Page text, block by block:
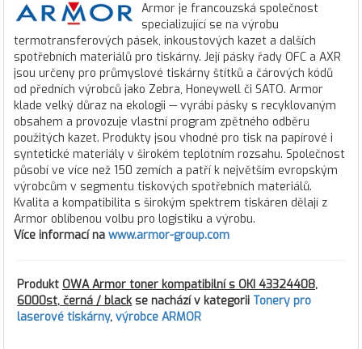
Armor je francouzská společnost
specializující se na výrobu
termotransferových pásek, inkoustových kazet a dalších
spotřebních materiálů pro tiskárny. Její pásky řady OFC a AXR
jsou určeny pro průmyslové tiskárny štítků a čárových kódů
od předních výrobců jako Zebra, Honeywell či SATO. Armor
klade velký důraz na ekologii — vyrábí pásky s recyklovaným
obsahem a provozuje vlastní program zpětného odběru
použitých kazet. Produkty jsou vhodné pro tisk na papírové i
syntetické materiály v širokém teplotním rozsahu. Společnost
působí ve více než 150 zemích a patří k největším evropským
výrobcům v segmentu tiskových spotřebních materiálů.
Kvalita a kompatibilita s širokým spektrem tiskáren dělají z
Armor oblíbenou volbu pro logistiku a výrobu.
Více informací na www.armor-group.com
Produkt OWA Armor toner kompatibilní s OKI 43324408,
6000st, černá / blackse nachází v kategorii Tonery pro
laserové tiskárny, výrobce ARMOR